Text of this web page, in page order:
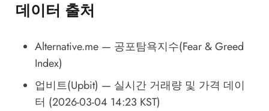
데이터 출처
Alternative.me— 공포탐욕지수(Fear & Greed
Index)
업비트(Upbit) — 실시간 거래량 및 가격 데이
터 (2026-03-04 14:23 KST)